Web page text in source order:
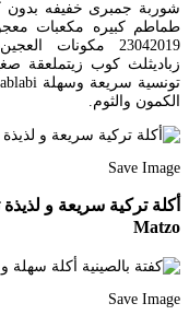
شوربة جمبرى خفيفه بدون
طماطم كبيره مكعبات
الكمون والثوم.
Save Image
Matzo
Save Image